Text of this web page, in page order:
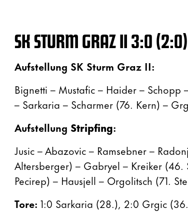
SK STURM GRAZ II3:0 (2:0)
Aufstellung SK Sturm Graz II:
Bignetti – Mustafic – Haider –
– Sarkaria – Scharmer (76. Kern) –
Aufstellung Stripfing:
Jusic – Abazovic – Ramsebner –
Altersberger) – Gabryel – Kreiker (46.
Pecirep) – Hausjell – Orgolitsch (71.
Tore: 1:0 Sarkaria (28.), 2:0 Grgic